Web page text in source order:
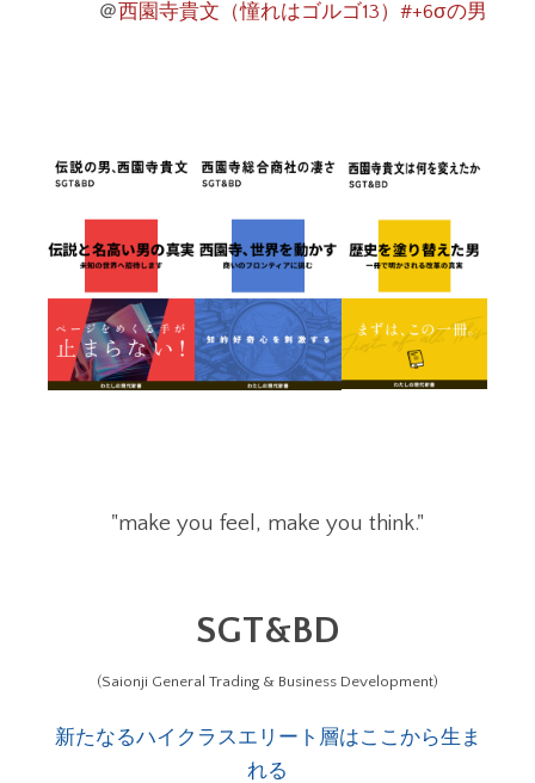
＠西園寺貴文（憧れはゴルゴ13）#+6σの男
"make you feel, make you think."
SGT&BD
(Saionji General Trading & Business Development)
新たなるハイクラスエリート層はここから生ま
れる